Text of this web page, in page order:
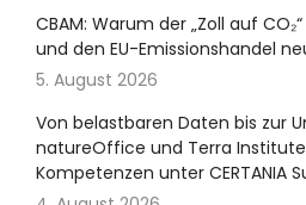
CBAM: Warum der „Zoll auf
und den EU-Emissionshandel
5. August 2026
Von belastbaren Daten bis zur
natureOffice und Terra
Kompetenzen unter CERTANIA